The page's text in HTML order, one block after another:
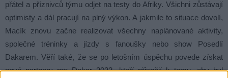
přátel a příznivců týmu odjet na testy do Afriky. Všichni zůstávají
optimisty a dál pracují na plný výkon. A jakmile to situace dovolí,
Macík znovu začne realizovat všechny naplánované aktivity,
společné tréninky a jízdy s fanoušky nebo show Posedlí
Dakarem. Věří také, že se po letošním úspěchu povede získat
nové partnery pro Dakar 2022, kteří přispějí k tomu, aby byl